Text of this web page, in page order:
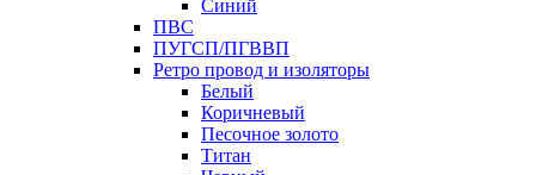
Синий
ПВС
ПУГСП/ПГВВП
Ретро провод и изоляторы
Белый
Коричневый
Песочное золото
Титан